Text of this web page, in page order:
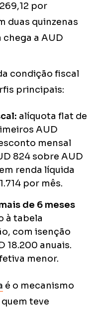
por
duas quinzenas
a AUD
condição fiscal
principais:
alíquota flat de
AUD
mensal
824 sobre AUD
renda líquida
por mês.
de 6 meses
à tabela
com isenção
18.200 anuais.
menor.
é o mecanismo
teve